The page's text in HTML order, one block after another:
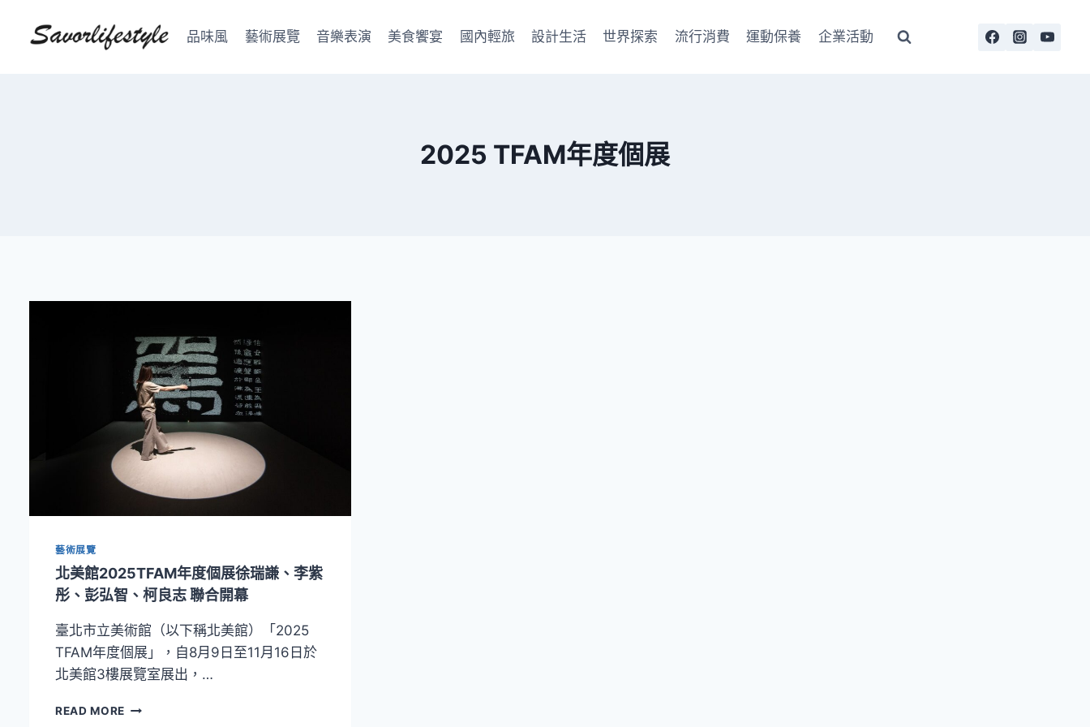
品味風 藝術展覽 音樂表演 美食饗宴 國內輕旅 設計生活 世界探索 流行消費 運動保養 企業活動
2025 TFAM年度個展
藝術展覽
北美館2025TFAM年度個展徐瑞謙、李紫
彤、彭弘智、柯良志 聯合開幕
臺北市立美術館（以下稱北美館）「2025
TFAM年度個展」，自8月9日至11月16日於
北美館3樓展覽室展出，…
READ MORE